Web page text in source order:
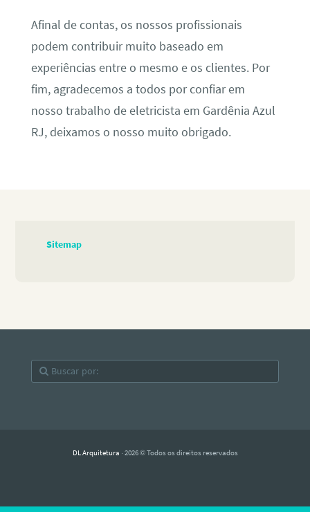
Afinal de contas, os nossos profissionais
podem contribuir muito baseado em
experiências entre o mesmo e os clientes. Por
fim, agradecemos a todos por confiar em
nosso trabalho de eletricista em Gardênia Azul
RJ, deixamos o nosso muito obrigado.
Sitemap
DL Arquitetura · 2026 © Todos os direitos reservados